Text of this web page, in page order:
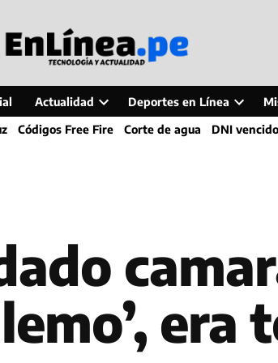
Actualidad
Open
dropdown
Deportes en Línea
Open
dropdown
Códigos Free Fire Corte de agua DNI vencido
era